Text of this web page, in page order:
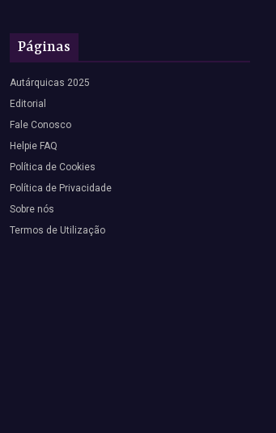
Páginas
Autárquicas 2025
Editorial
Fale Conosco
Helpie FAQ
Política de Cookies
Política de Privacidade
Sobre nós
Termos de Utilização